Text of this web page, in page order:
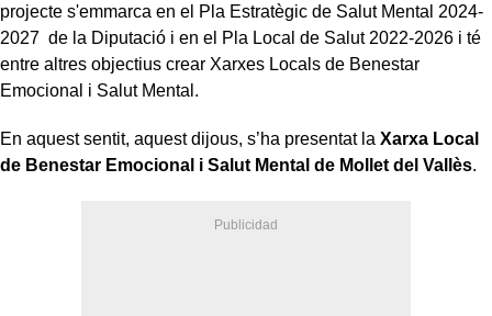
projecte s'emmarca en el Pla Estratègic de Salut Mental 2024-
2027 de la Diputació i en el Pla Local de Salut 2022-2026 i té
entre altres objectius crear Xarxes Locals de Benestar
Emocional i Salut Mental.
En aquest sentit, aquest dijous, s’ha presentat la Xarxa Local
de Benestar Emocional i Salut Mental de Mollet del Vallès.